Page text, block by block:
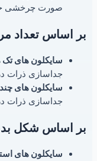
صورت چرخشی
بر اساس تعداد
سایکلون های تک
جداسازی ذرات
سایکلون های
جداسازی ذرات
بر اساس شکل
سایکلون های